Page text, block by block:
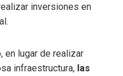
inversiones en
en lugar de realizar
infraestructura, las